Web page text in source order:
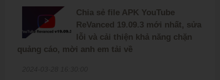
Chia sẻ file APK YouTube
ReVanced 19.09.3 mới nhất, sửa
lỗi và cải thiện khả năng chặn
quảng cáo, mời anh em tải về